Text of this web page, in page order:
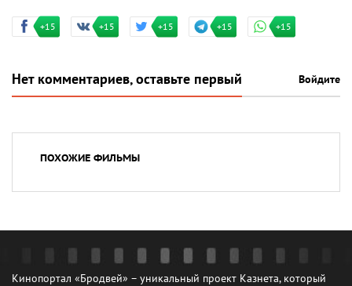
+15 +15 +15 +15 +15
Нет комментариев, оставьте первый Войдите
ПОХОЖИЕ ФИЛЬМЫ
Кинопортал «Бродвей» – уникальный проект Казнета, который